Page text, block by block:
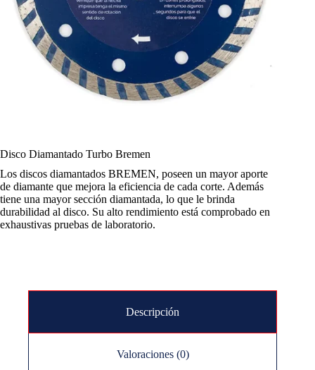
Disco Diamantado Turbo Bremen
Los discos diamantados BREMEN, poseen un mayor aporte
de diamante que mejora la eficiencia de cada corte. Además
tiene una mayor sección diamantada, lo que le brinda
durabilidad al disco. Su alto rendimiento está comprobado en
exhaustivas pruebas de laboratorio.
Descripción
Valoraciones (0)